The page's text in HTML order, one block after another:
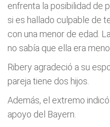
enfrenta la posibilidad de
si es hallado culpable de
con una menor de edad.
no sabía que ella era
Ribery agradeció a su
pareja tiene dos hijos.
Además, el extremo
apoyo del Bayern.